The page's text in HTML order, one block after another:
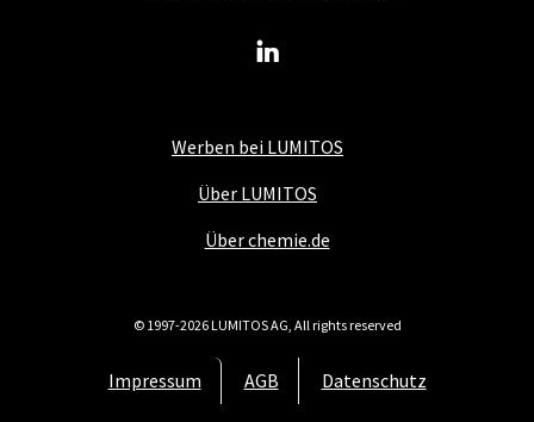
Werben bei LUMITOS
Über LUMITOS
Über chemie.de
Impressum AGB Datenschutz
© 1997-2026 LUMITOS AG, All rights reserved